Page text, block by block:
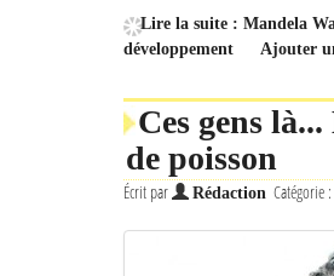
Lire la suite : Mandela
développement
Ajouter
Ces gens
de poisson
Écrit par Rédaction Catégorie :